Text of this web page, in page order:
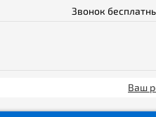
Звонок
Ваш